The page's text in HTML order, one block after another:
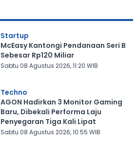
Startup
McEasy Kantongi Pendanaan Seri B
Sebesar Rp120 Miliar
Sabtu 08 Agustus 2026, 11:20 WIB
Techno
AGON Hadirkan 3 Monitor Gaming
Baru, Dibekali Performa Laju
Penyegaran Tiga Kali Lipat
Sabtu 08 Agustus 2026, 10:55 WIB